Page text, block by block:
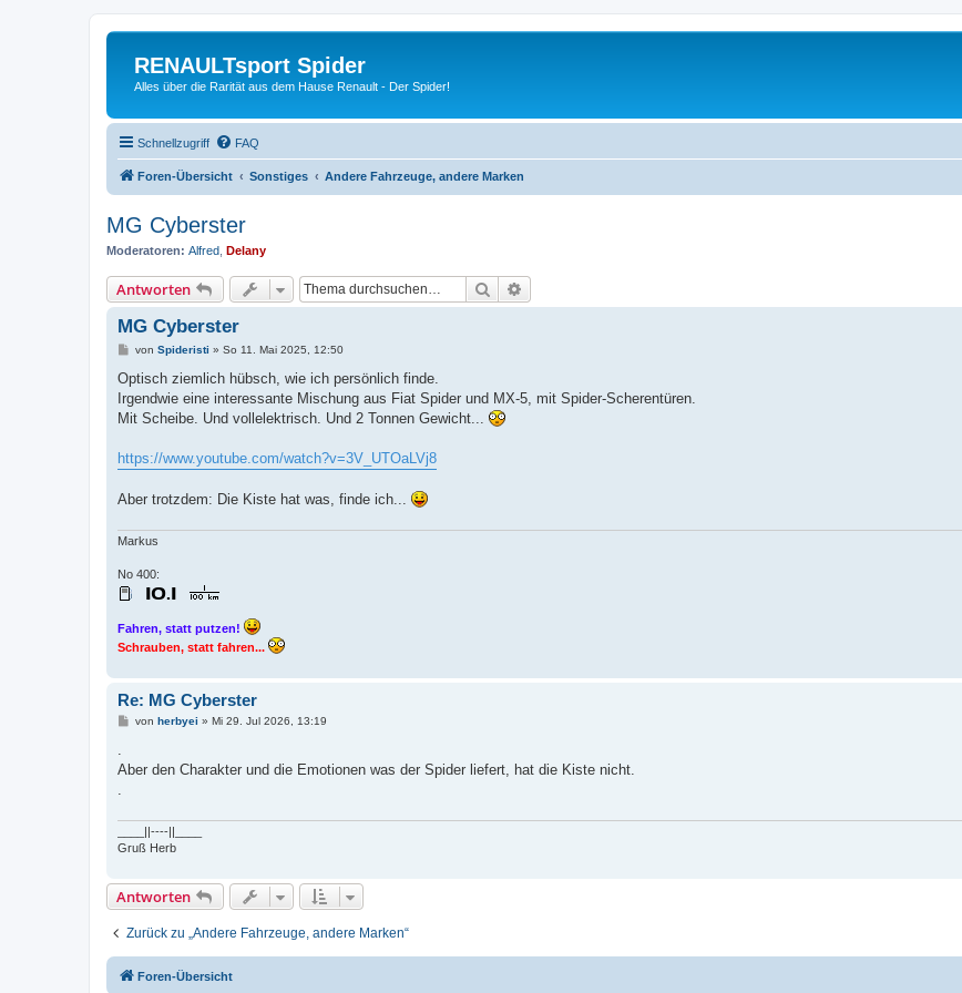
RENAULTsport Spider
Alles über die Rarität aus dem Hause Renault - Der Spider!
Schnellzugriff FAQ
Foren-Übersicht Sonstiges Andere Fahrzeuge, andere Marken
MG Cyberster
Moderatoren: Alfred Delany
Antworten Suche
MG Cyberster
B
i
t
r
a
von Spideristi » So 11. Mai 2025, 12:50
Optisch ziemlich hübsch, wie ich persönlich finde.
Irgendwie eine interessante Mischung aus Fiat Spider und MX-5, mit Spider-Scherentüren.
Mit Scheibe. Und vollelektrisch. Und 2 Tonnen Gewicht...
https://www.youtube.com/watch?v=3V_UTOaLVj8
Aber trotzdem: Die Kiste hat was, finde ich...
Markus
No 400:
Fahren, statt putzen!
Schrauben, statt fahren...
Re: MG Cyberster
B
r
von herbyei » Mi 29. Jul 2026, 13:19
.
Aber den Charakter und die Emotionen was der Spider liefert, hat die Kiste nicht.
.
____||----||____
Gruß Herb
Antworten
Zurück zu „Andere Fahrzeuge, andere Marken“
Foren-Übersicht